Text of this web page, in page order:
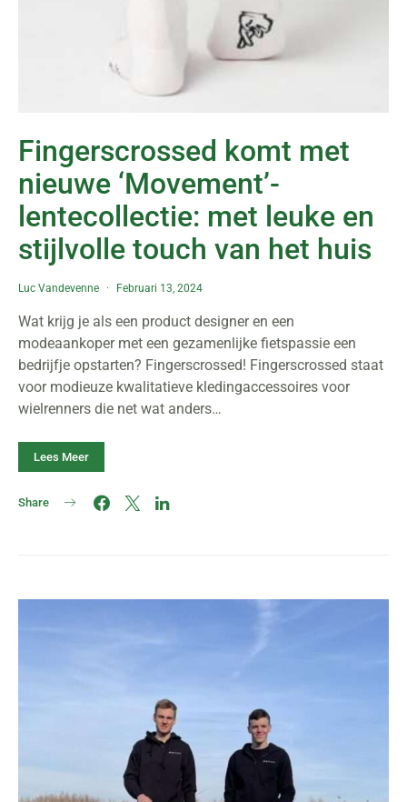
Fingerscrossed komt met
nieuwe ‘Movement’-
lentecollectie: met leuke en
stijlvolle touch van het huis
Luc Vandevenne Februari 13, 2024
Wat krijg je als een product designer en een
modeaankoper met een gezamenlijke fietspassie een
bedrijfje opstarten? Fingerscrossed! Fingerscrossed staat
voor modieuze kwalitatieve kledingaccessoires voor
wielrenners die net wat anders…
Lees Meer
Share